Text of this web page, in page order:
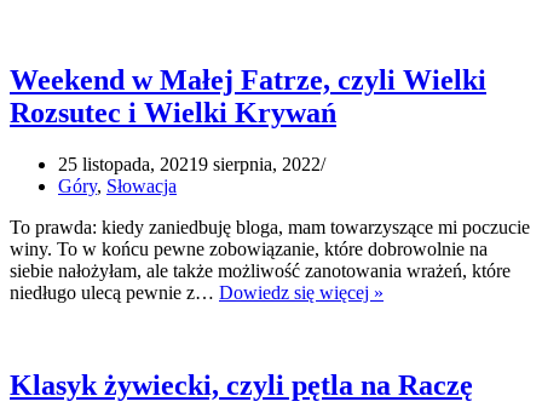
Weekend w Małej Fatrze, czyli Wielki
Rozsutec i Wielki Krywań
25 listopada, 20219 sierpnia, 2022
Góry, Słowacja
To prawda: kiedy zaniedbuję bloga, mam towarzyszące mi poczucie
winy. To w końcu pewne zobowiązanie, które dobrowolnie na
siebie nałożyłam, ale także możliwość zanotowania wrażeń, które
niedługo ulecą pewnie z… Dowiedz się więcej »
czyli
Wielki
Klasyk żywiecki, czyli pętla na Raczę